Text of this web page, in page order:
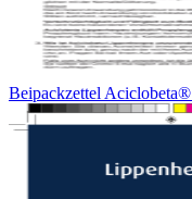
Beipackzettel